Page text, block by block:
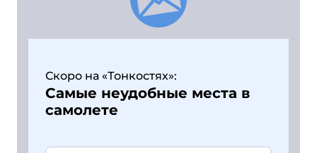
Скоро на «Тонкостях»:
Самые неудобные места в
самолете